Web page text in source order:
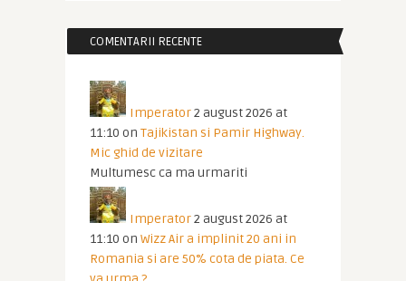
COMENTARII RECENTE
Imperator2 august 2026 at
11:10 on Tajikistan si Pamir Highway.
Mic ghid de vizitare
Multumesc ca ma urmariti
Imperator2 august 2026 at
11:10 on Wizz Air a implinit 20 ani in
Romania si are 50% cota de piata. Ce